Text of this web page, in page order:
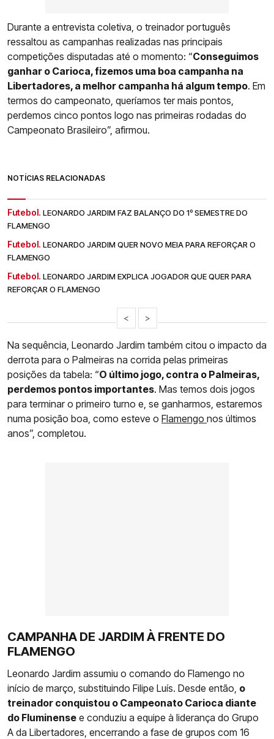
Durante a entrevista coletiva, o treinador português
ressaltou as campanhas realizadas nas principais
competições disputadas até o momento: “Conseguimos
ganhar o Carioca, fizemos uma boa campanha na
Libertadores, a melhor campanha há algum tempo. Em
termos do campeonato, queríamos ter mais pontos,
perdemos cinco pontos logo nas primeiras rodadas do
Campeonato Brasileiro”, afirmou.
NOTÍCIAS RELACIONADAS
Futebol. LEONARDO JARDIM FAZ BALANÇO DO 1º SEMESTRE DO
FLAMENGO
Futebol. LEONARDO JARDIM QUER NOVO MEIA PARA REFORÇAR O
FLAMENGO
Futebol. LEONARDO JARDIM EXPLICA JOGADOR QUE QUER PARA
REFORÇAR O FLAMENGO
< >
Na sequência, Leonardo Jardim também citou o impacto da
derrota para o Palmeiras na corrida pelas primeiras
posições da tabela: “O último jogo, contra o Palmeiras,
perdemos pontos importantes. Mas temos dois jogos
para terminar o primeiro turno e, se ganharmos, estaremos
numa posição boa, como esteve o Flamengo nos últimos
anos”, completou.
CAMPANHA DE JARDIM À FRENTE DO
FLAMENGO
Leonardo Jardim assumiu o comando do Flamengo no
início de março, substituindo Filipe Luís. Desde então, o
treinador conquistou o Campeonato Carioca diante
do Fluminense e conduziu a equipe à liderança do Grupo
A da Libertadores, encerrando a fase de grupos com 16